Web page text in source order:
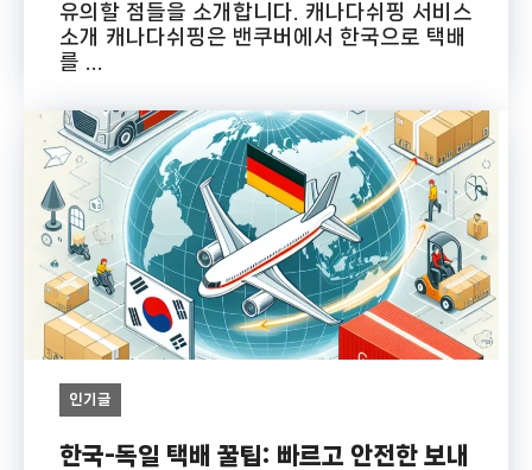
유의할 점들을 소개합니다. 캐나다쉬핑 서비스
소개 캐나다쉬핑은 밴쿠버에서 한국으로 택배
를 ...
인기글
한국-독일 택배 꿀팁: 빠르고 안전한 보내